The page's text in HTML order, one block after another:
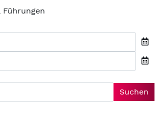
Führungen
Suchen